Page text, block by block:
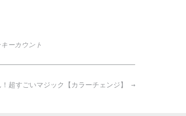
キーカウント
！超すごいマジック【カラーチェンジ】 →